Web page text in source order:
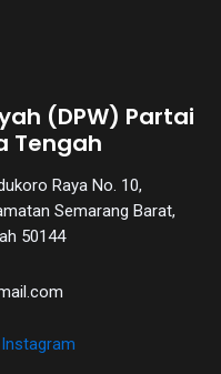
(DPW) Partai
Tengah
Raya No. 10,
Semarang Barat,
50144
Instagram